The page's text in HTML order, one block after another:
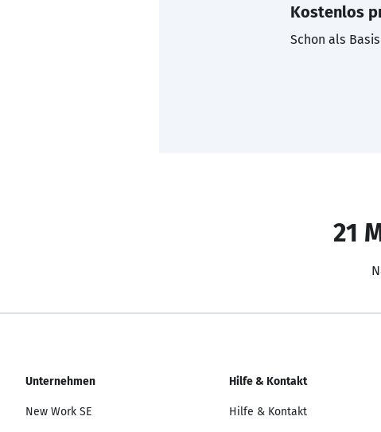
Kostenlos
Schon als
21
Unternehmen
New Work SE
Hilfe & Kontakt
Hilfe & Kontakt